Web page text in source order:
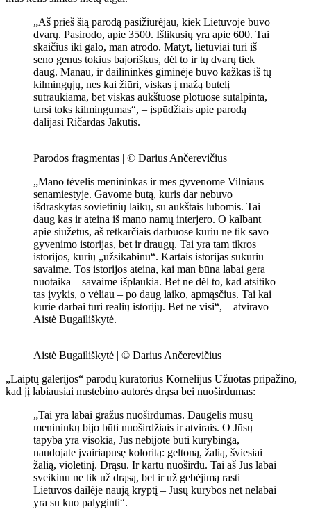
„Aš prieš šią parodą pasižiūrėjau, kiek Lietuvoje buvo
dvarų. Pasirodo, apie 3500. Išlikusių yra apie 600. Tai
skaičius iki galo, man atrodo. Matyt, lietuviai turi iš
seno genus tokius bajoriškus, dėl to ir tų dvarų tiek
daug. Manau, ir dailininkės giminėje buvo kažkas iš tų
kilmingųjų, nes kai žiūri, viskas į mažą butelį
sutraukiama, bet viskas aukštuose plotuose sutalpinta,
tarsi toks kilmingumas“, – įspūdžiais apie parodą
dalijasi Ričardas Jakutis.
Parodos fragmentas | © Darius Ančerevičius
„Mano tėvelis menininkas ir mes gyvenome Vilniaus
senamiestyje. Gavome butą, kuris dar nebuvo
išdraskytas sovietinių laikų, su aukštais lubomis. Tai
daug kas ir ateina iš mano namų interjero. O kalbant
apie siužetus, aš retkarčiais darbuose kuriu ne tik savo
gyvenimo istorijas, bet ir draugų. Tai yra tam tikros
istorijos, kurių „užsikabinu“. Kartais istorijas sukuriu
savaime. Tos istorijos ateina, kai man būna labai gera
nuotaika – savaime išplaukia. Bet ne dėl to, kad atsitiko
tas įvykis, o vėliau – po daug laiko, apmąsčius. Tai kai
kurie darbai turi realių istorijų. Bet ne visi“, – atviravo
Aistė Bugailiškytė.
Aistė Bugailiškytė | © Darius Ančerevičius
„Laiptų galerijos“ parodų kuratorius Kornelijus Užuotas pripažino,
kad jį labiausiai nustebino autorės drąsa bei nuoširdumas:
„Tai yra labai gražus nuoširdumas. Daugelis mūsų
menininkų bijo būti nuoširdžiais ir atvirais. O Jūsų
tapyba yra visokia, Jūs nebijote būti kūrybinga,
naudojate įvairiapusę koloritą: geltoną, žalią, šviesiai
žalią, violetinį. Drąsu. Ir kartu nuoširdu. Tai aš Jus labai
sveikinu ne tik už drąsą, bet ir už gebėjimą rasti
Lietuvos dailėje naują kryptį – Jūsų kūrybos net nelabai
yra su kuo palyginti“.